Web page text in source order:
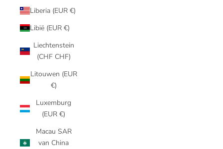
Liberia (EUR €)
Libië (EUR €)
Liechtenstein
(CHF CHF)
Litouwen (EUR
€)
Luxemburg
(EUR €)
Macau SAR
van China